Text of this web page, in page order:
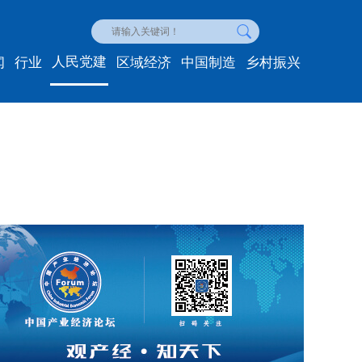
行业 人民党建 区域经济 中国制造 乡村振兴